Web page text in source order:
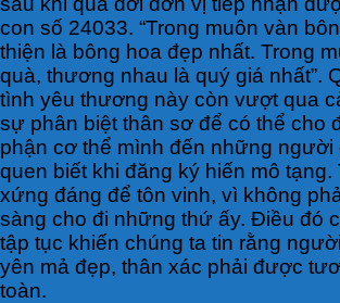
con số 24033. “Trong muôn vàn
thiện là bông hoa đẹp nhất. Trong
quà, thương nhau là quý giá nhất”.
tình yêu thương này còn vượt qua
sự phân biệt thân sơ để có thể cho
phận cơ thể mình đến những
quen biết khi đăng ký hiến mô tạng.
xứng đáng để tôn vinh, vì không
sàng cho đi những thứ ấy. Điều đó
tập tục khiến chúng ta tin rằng
yên mả đẹp, thân xác phải được
toàn.